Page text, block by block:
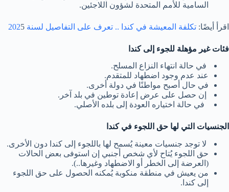
السامية للأمم المتحدة لشؤون اللاجئين.
اقرأ أيضًا: تكلفة المعيشة في كندا .. تعرف على التفاصيل لسنة 202 5
فئات غير مؤهلة للجوء إلى كندا
في حالة انتهاء النزاع المسلح.
عند عدم وجود اضطهاد للمتقدم.
في حال أصبح مواطنًا في دولة أخرى.
إن حصل على عرض إعادة توطين في بلد آخر.
في حالة اختياره العودة إلى بلده الأصلي.
الجنسيات التي لها حق اللجوء في كندا
لا توجد جنسيات معينة يُسمح لها باللجوء إلى كندا دون الأخرى.
حق اللجوء يُتاح لأي شخص أجنبي إن استوفى بعض الحالات
(العرضة إلى الخطر أو الاضطهاد وغيرها..).
من يعيش في منطقة منكوبة يُمكنه الحصول على حق اللجوء
إلى كندا.